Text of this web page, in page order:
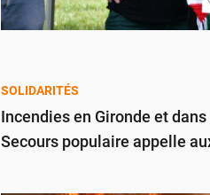
SOLIDARITÉS
Incendies en Gironde et
Secours populaire appelle